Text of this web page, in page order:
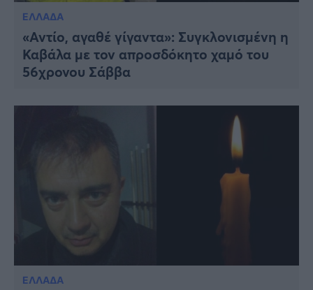
ΕΛΛΑΔΑ
«Αντίο, αγαθέ γίγαντα»: Συγκλονισμένη η
Καβάλα με τον απροσδόκητο χαμό του
56χρονου Σάββα
ΕΛΛΑΔΑ